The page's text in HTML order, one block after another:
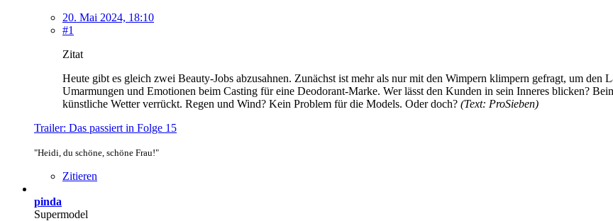
20. Mai 2024, 18:10
#1
Zitat
Heute gibt es gleich zwei Beauty-Jobs abzusahnen. Zunächst ist mehr als nur mit den Wimpern klimpern gefragt, um den
Umarmungen und Emotionen beim Casting für eine Deodorant-Marke. Wer lässt den Kunden in sein Inneres blicken?
künstliche Wetter verrückt. Regen und Wind? Kein Problem für die Models. Oder doch? (Text: ProSieben)
Trailer: Das passiert in Folge 15
"Heidi, du schöne, schöne Frau!"
Zitieren
pinda
Supermodel